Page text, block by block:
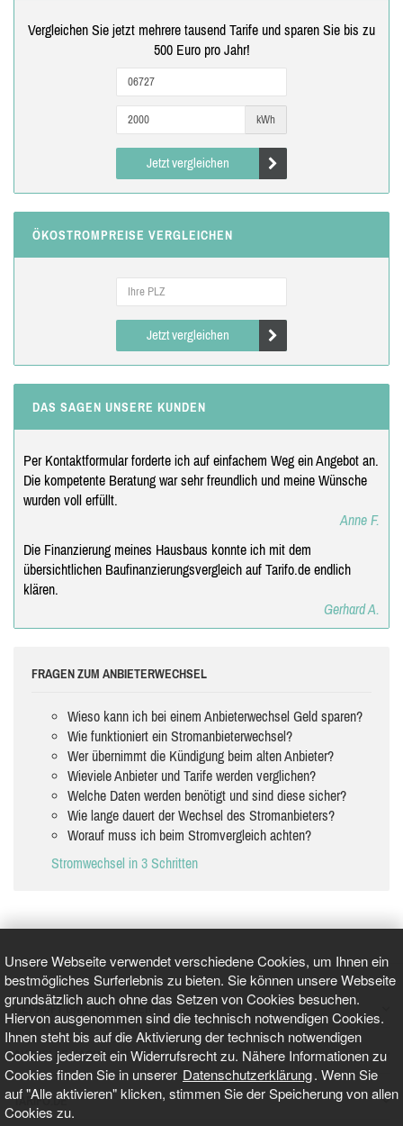
Unsere Webseite verwendet verschiedene Cookies, um Ihnen ein
bestmögliches Surferlebnis zu bieten. Sie können unsere Webseite
grundsätzlich auch ohne das Setzen von Cookies besuchen.
Hiervon ausgenommen sind die technisch notwendigen Cookies.
Ihnen steht bis auf die Aktivierung der technisch notwendigen
Cookies jederzeit ein Widerrufsrecht zu. Nähere Informationen zu
Cookies finden Sie in unserer Datenschutzerklärung. Wenn Sie
auf "Alle aktivieren" klicken, stimmen Sie der Speicherung von allen
Cookies zu.
Vergleichen Sie jetzt mehrere tausend Tarife und sparen Sie bis zu
500 Euro pro Jahr!
kWh
Jetzt vergleichen
ÖKOSTROMPREISE VERGLEICHEN
Jetzt vergleichen
DAS SAGEN UNSERE KUNDEN
Per Kontaktformular forderte ich auf einfachem Weg ein Angebot an.
Die kompetente Beratung war sehr freundlich und meine Wünsche
wurden voll erfüllt.
Anne F.
Die Finanzierung meines Hausbaus konnte ich mit dem
übersichtlichen Baufinanzierungsvergleich auf Tarifo.de endlich
klären.
Gerhard A.
FRAGEN ZUM ANBIETERWECHSEL
Wieso kann ich bei einem Anbieterwechsel Geld sparen?
Wie funktioniert ein Stromanbieterwechsel?
Wer übernimmt die Kündigung beim alten Anbieter?
Wieviele Anbieter und Tarife werden verglichen?
Welche Daten werden benötigt und sind diese sicher?
Wie lange dauert der Wechsel des Stromanbieters?
Worauf muss ich beim Stromvergleich achten?
Stromwechsel in 3 Schritten
GEPRÜFT UND ZERTIFIZIERT
AKTUELLE NACHRICHTEN
TARIFO.DE